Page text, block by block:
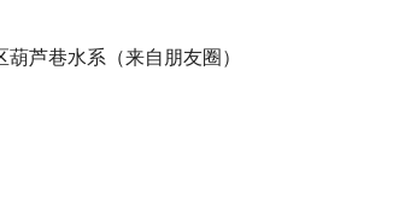
芦巷水系（来自朋友圈）